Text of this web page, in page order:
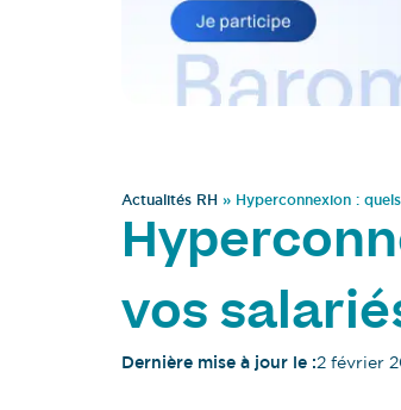
Actualités RH » Hyperconnexion :
vos
Dernière mise à jour le :2 février